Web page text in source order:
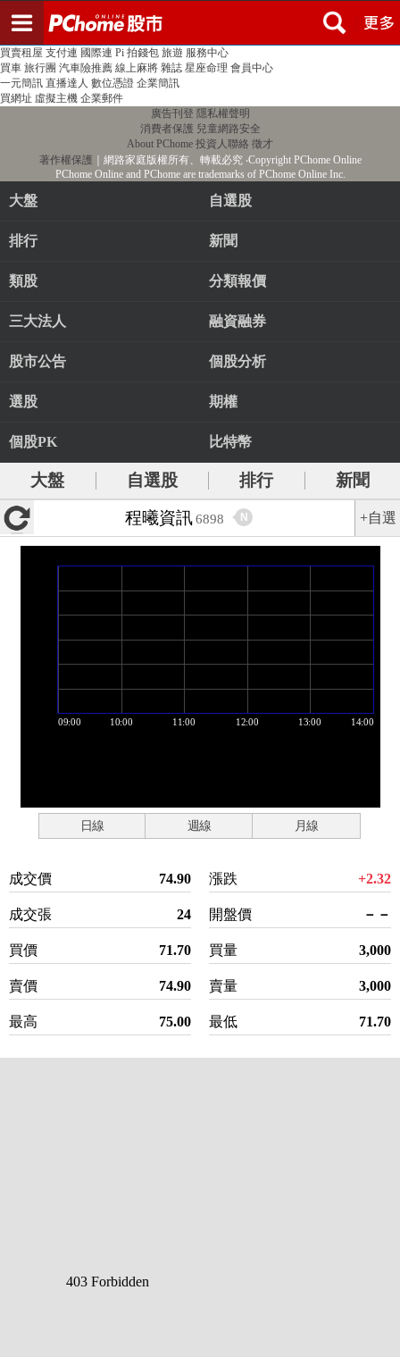
PChome首頁 線上購物 24h購物 書店
買賣租屋 支付連 國際連 Pi 拍錢包 旅遊 服務中心
買車 旅行團 汽車險推薦 線上麻將 雜誌 星座命理 會員中心
一元簡訊 直播達人 數位憑證 企業簡訊
買網址 虛擬主機 企業郵件
廣告刊登 隱私權聲明
消費者保護 兒童網路安全
About PChome 投資人聯絡 徵才
著作權保護 ｜網路家庭版權所有、轉載必究‧Copyright PChome Online
PChome Online and PChome are trademarks of PChome Online Inc.
大盤 自選股
排行 新聞
類股 分類報價
三大法人 融資融券
股市公告 個股分析
選股 期權
個股PK 比特幣
大盤 自選股 排行
新聞
程曦資訊6898 N +自選
日線 週線 月線
成交價 74.90
成交張 24
買價 71.70
賣價 74.90
最高 75.00
漲跌 +2.32
開盤價 －－
買量 3,000
賣量 3,000
最低 71.70